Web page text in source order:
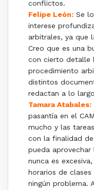
conflictos.
Felipe León:Se lo
interese
arbitrales, ya que
Creo que es una
con cierto detalle
procedimiento
distintos
redactan a lo
Tamara Atabales:
pasantía en el
mucho y las
con la finalidad
pueda
nunca es
horarios de clases
ningún problema.